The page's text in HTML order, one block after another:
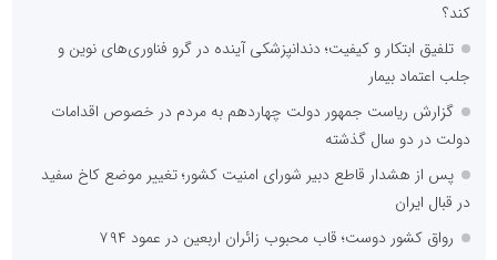
کند؟
تلفیق ابتکار و کیفیت؛ دندانپزشکی آینده در گرو فناوری‌های نوین و
جلب اعتماد بیمار
گزارش ریاست جمهور دولت چهاردهم به مردم در خصوص اقدامات
دولت در دو سال گذشته
پس از هشدار قاطع دبیر شورای امنیت کشور؛ تغییر موضع کاخ سفید
در قبال ایران
رواق کشور دوست؛ قاب محبوب زائران اربعین در عمود ۷۹۴